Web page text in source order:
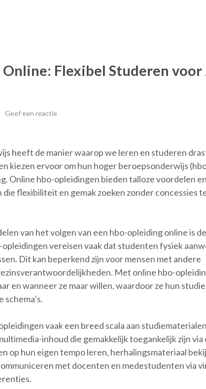
Flexibel Studeren voor
Geef een reactie
heeft de manier waarop we leren en studeren
kiezen ervoor om hun hoger beroepsonderwijs
Online hbo-opleidingen bieden talloze voordelen en
flexibiliteit en gemak zoeken zonder concessies
van het volgen van een hbo-opleiding online is
vereisen vaak dat studenten fysiek
Dit kan beperkend zijn voor mensen met andere
Met online hbo-
en wanneer ze maar willen, waardoor ze hun
vaak een breed scala aan
inhoud die gemakkelijk toegankelijk zijn via
op hun eigen tempo leren, herhalingsmateriaal
met docenten en medestudenten via